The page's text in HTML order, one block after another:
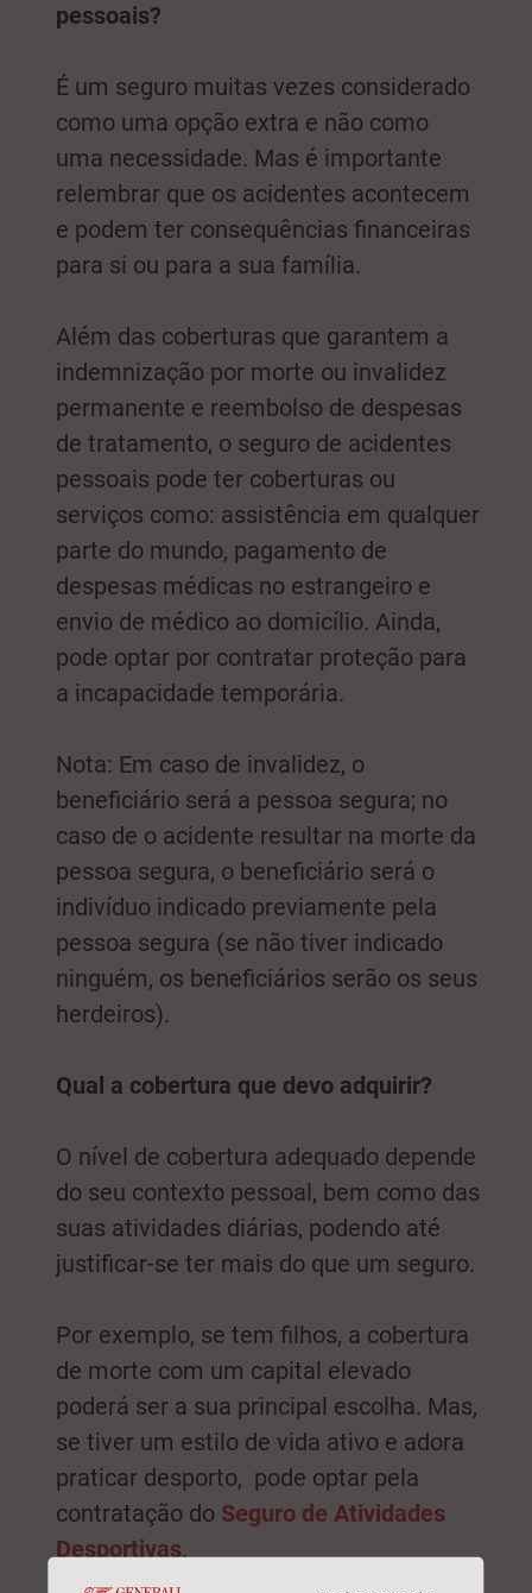
pessoais?
É um seguro muitas vezes considerado
como uma opção extra e não como
uma necessidade. Mas é importante
relembrar que os acidentes acontecem
e podem ter consequências financeiras
para si ou para a sua família.
Além das coberturas que garantem a
indemnização por morte ou invalidez
permanente e reembolso de despesas
de tratamento, o seguro de acidentes
pessoais pode ter coberturas ou
serviços como: assistência em qualquer
parte do mundo, pagamento de
despesas médicas no estrangeiro e
envio de médico ao domicílio. Ainda,
pode optar por contratar proteção para
a incapacidade temporária.
Nota: Em caso de invalidez, o
beneficiário será a pessoa segura; no
caso de o acidente resultar na morte da
pessoa segura, o beneficiário será o
indivíduo indicado previamente pela
pessoa segura (se não tiver indicado
ninguém, os beneficiários serão os seus
herdeiros).
Qual a cobertura que devo adquirir?
O nível de cobertura adequado depende
do seu contexto pessoal, bem como das
suas atividades diárias, podendo até
justificar-se ter mais do que um seguro.
Por exemplo, se tem filhos, a cobertura
de morte com um capital elevado
poderá ser a sua principal escolha. Mas,
se tiver um estilo de vida ativo e adora
praticar desporto, pode optar pela
contratação do Seguro de Atividades
Desportivas.